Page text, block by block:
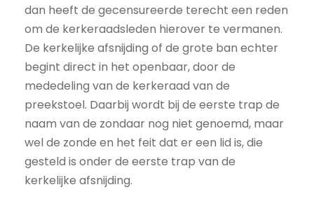
dan heeft de gecensureerde terecht een reden
om de kerkeraadsleden hierover te vermanen.
De kerkelijke afsnijding of de grote ban echter
begint direct in het openbaar, door de
mededeling van de kerkeraad van de
preekstoel. Daarbij wordt bij de eerste trap de
naam van de zondaar nog niet genoemd, maar
wel de zonde en het feit dat er een lid is, die
gesteld is onder de eerste trap van de
kerkelijke afsnijding.